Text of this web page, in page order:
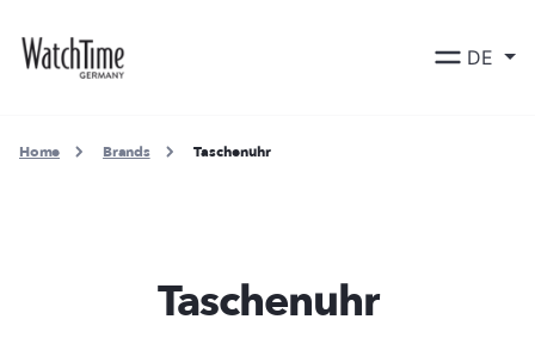
DE
Home Brands Taschenuhr
Taschenuhr